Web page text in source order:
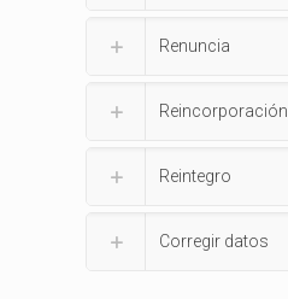
Renuncia
Reincorporación
Reintegro
Corregir datos